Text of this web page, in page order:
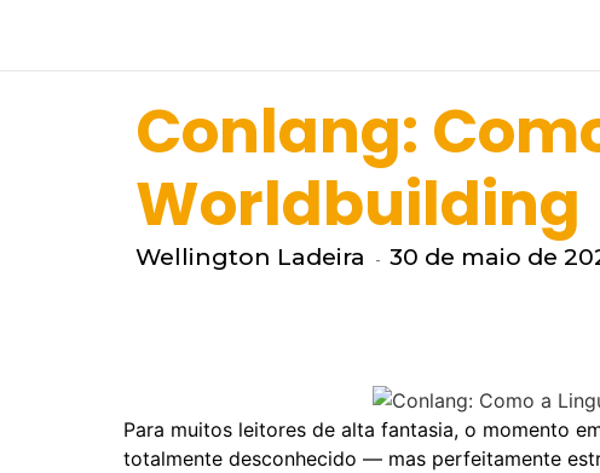
Conlang:
Worldbuilding
Wellington Ladeira - 30 de maio de
Para muitos leitores de alta fantasia, o momento
totalmente desconhecido — mas perfeitamente